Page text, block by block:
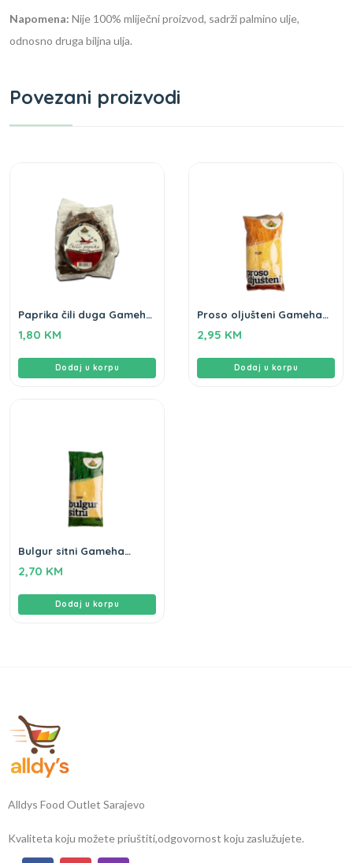
Napomena: Nije 100% mliječni proizvod, sadrži palmino ulje,
odnosno druga biljna ulja.
Povezani proizvodi
Paprika čili duga Gameha
1,80 KM
Dodaj u korpu
Proso oljušteni Gameha
2,95 KM
Dodaj u korpu
Bulgur sitni Gameha
2,70 KM
Dodaj u korpu
Alldys Food Outlet Sarajevo
Kvaliteta koju možete priuštiti,odgovornost koju zaslužujete.